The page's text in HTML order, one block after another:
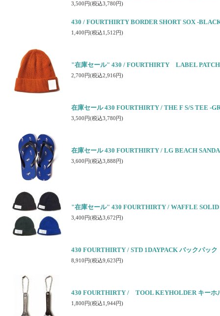
3,500円(税込3,780円)
430 / FOURTHIRTY BORDER SHORT SOX -
1,400円(税込1,512円)
"在庫セール" 430 / FOURTHIRTY LABEL
2,700円(税込2,916円)
在庫セール 430 FOURTHIRTY / THE F S/S TEE -
3,500円(税込3,780円)
在庫セール 430 FOURTHIRTY / LG BEACH
3,600円(税込3,888円)
"在庫セール" 430 FOURTHIRTY / WAFFLE
3,400円(税込3,672円)
430 FOURTHIRTY / STD 1DAYPACK バックパック
8,910円(税込9,623円)
430 FOURTHIRTY / TOOL KEYHOLDER キーホ
1,800円(税込1,944円)